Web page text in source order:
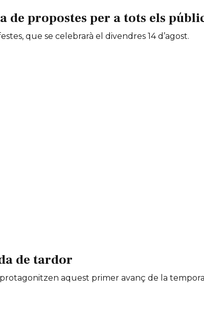
de propostes per a tots els
que se celebrarà el divendres 14 d’agost.
de tardor
aquest primer avanç de la